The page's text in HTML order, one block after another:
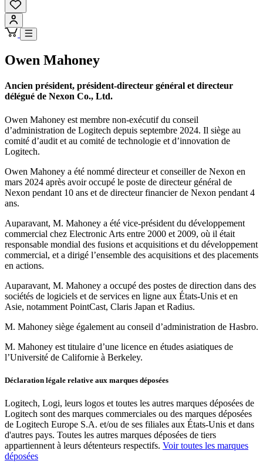
Owen Mahoney
Ancien président, président-directeur général et directeur
délégué de Nexon Co., Ltd.
Owen Mahoney est membre non-exécutif du conseil
d’administration de Logitech depuis septembre 2024. Il siège au
comité d’audit et au comité de technologie et d’innovation de
Logitech.
Owen Mahoney a été nommé directeur et conseiller de Nexon en
mars 2024 après avoir occupé le poste de directeur général de
Nexon pendant 10 ans et de directeur financier de Nexon pendant 4
ans.
Auparavant, M. Mahoney a été vice-président du développement
commercial chez Electronic Arts entre 2000 et 2009, où il était
responsable mondial des fusions et acquisitions et du développement
commercial, et a dirigé l’ensemble des acquisitions et des placements
en actions.
Auparavant, M. Mahoney a occupé des postes de direction dans des
sociétés de logiciels et de services en ligne aux États-Unis et en
Asie, notamment PointCast, Claris Japan et Radius.
M. Mahoney siège également au conseil d’administration de Hasbro.
M. Mahoney est titulaire d’une licence en études asiatiques de
l’Université de Californie à Berkeley.
Déclaration légale relative aux marques déposées
Logitech, Logi, leurs logos et toutes les autres marques déposées de
Logitech sont des marques commerciales ou des marques déposées
de Logitech Europe S.A. et/ou de ses filiales aux États-Unis et dans
d'autres pays. Toutes les autres marques déposées de tiers
appartiennent à leurs détenteurs respectifs. Voir toutes les marques
déposées